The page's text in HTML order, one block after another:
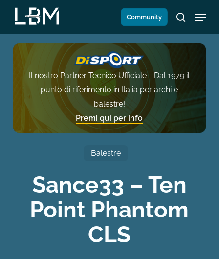
Salta
contenuto
principale
Community
search
Menu
Il nostro Partner Tecnico Ufficiale - Dal 1979 il
punto di riferimento in Italia per archi e
balestre!
Premi qui per info
Balestre
Sance33 – Ten
Point Phantom
CLS